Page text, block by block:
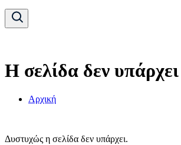
Η σελίδα δεν υπάρχει
Αρχική
Δυστυχώς η σελίδα δεν υπάρχει.